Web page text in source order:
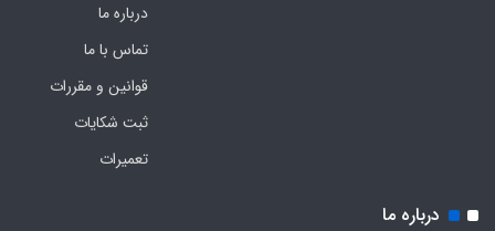
درباره ما
تماس با ما
قوانین و مقررات
ثبت شکایات
تعمیرات
درباره ما